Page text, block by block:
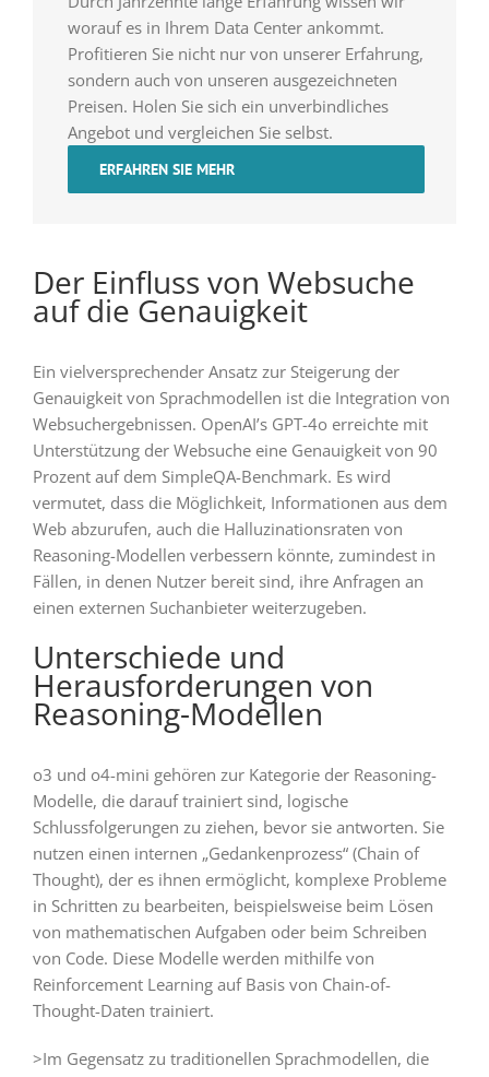
worauf es in Ihrem Data Center ankommt.
Profitieren Sie nicht nur von unserer Erfahrung,
sondern auch von unseren ausgezeichneten
Preisen. Holen Sie sich ein unverbindliches
Angebot und vergleichen Sie selbst.
ERFAHREN SIE MEHR
Der Einfluss von Websuche
auf die Genauigkeit
Ein vielversprechender Ansatz zur Steigerung der
Genauigkeit von Sprachmodellen ist die Integration von
Websuchergebnissen. OpenAI’s GPT-4o erreichte mit
Unterstützung der Websuche eine Genauigkeit von 90
Prozent auf dem SimpleQA-Benchmark. Es wird
vermutet, dass die Möglichkeit, Informationen aus dem
Web abzurufen, auch die Halluzinationsraten von
Reasoning-Modellen verbessern könnte, zumindest in
Fällen, in denen Nutzer bereit sind, ihre Anfragen an
einen externen Suchanbieter weiterzugeben.
Unterschiede und
Herausforderungen von
Reasoning-Modellen
o3 und o4-mini gehören zur Kategorie der Reasoning-
Modelle, die darauf trainiert sind, logische
Schlussfolgerungen zu ziehen, bevor sie antworten. Sie
nutzen einen internen „Gedankenprozess“ (Chain of
Thought), der es ihnen ermöglicht, komplexe Probleme
in Schritten zu bearbeiten, beispielsweise beim Lösen
von mathematischen Aufgaben oder beim Schreiben
von Code. Diese Modelle werden mithilfe von
Reinforcement Learning auf Basis von Chain-of-
Thought-Daten trainiert.
>Im Gegensatz zu traditionellen Sprachmodellen, die